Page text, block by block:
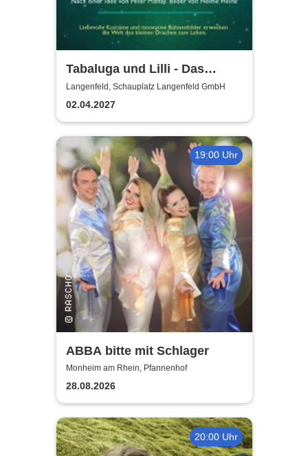
Tabaluga und Lilli - Das
drachenstarke Musical für die
ganze Familie
Langenfeld, Schauplatz Langenfeld GmbH
02.04.2027
19:00 Uhr
ABBA bitte mit Schlager
Monheim am Rhein, Pfannenhof
28.08.2026
20:00 Uhr